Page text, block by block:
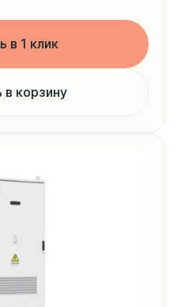
в 1 клик
в корзину